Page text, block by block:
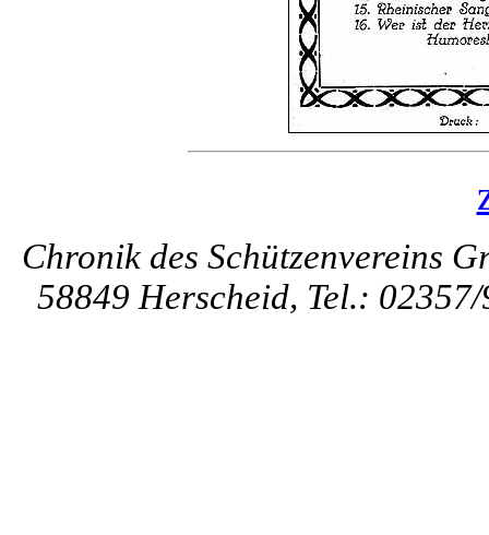
Chronik des Schützenvereins
58849 Herscheid, Tel.: